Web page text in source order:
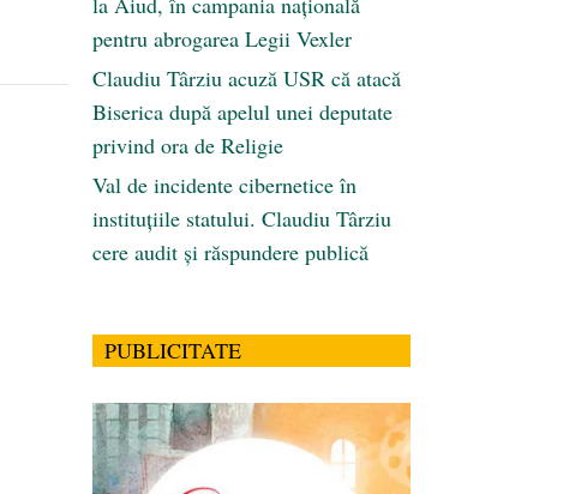
pentru abrogarea Legii Vexler
Claudiu Târziu acuză USR că atacă
Biserica după apelul unei deputate
privind ora de Religie
Val de incidente cibernetice în
instituțiile statului. Claudiu Târziu
cere audit și răspundere publică
PUBLICITATE